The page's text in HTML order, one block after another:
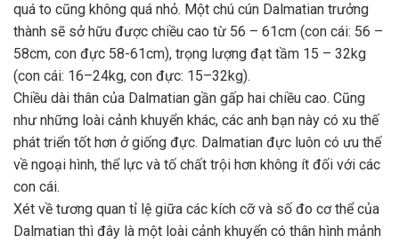
quá to cũng không quá nhỏ. Một chú cún Dalmatian trưởng
thành sẽ sở hữu được chiều cao từ 56 – 61cm (con cái: 56 –
58cm, con đực 58-61cm), trọng lượng đạt tầm 15 – 32kg
(con cái: 16–24kg, con đực: 15–32kg).
Chiều dài thân của Dalmatian gần gấp hai chiều cao. Cũng
như những loài cảnh khuyển khác, các anh bạn này có xu thế
phát triển tốt hơn ở giống đực. Dalmatian đực luôn có ưu thế
về ngoại hình, thể lực và tố chất trội hơn không ít đối với các
con cái.
Xét về tương quan tỉ lệ giữa các kích cỡ và số đo cơ thể của
Dalmatian thì đây là một loài cảnh khuyển có thân hình mảnh